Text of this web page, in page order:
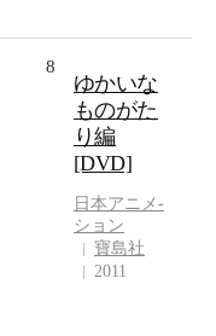
8
ゆかいな
ものがた
り編
[DVD]
日本アニメ-
ション
寶島社
2011